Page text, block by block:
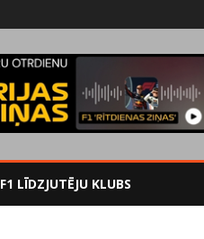
F1 LĪDZJUTĒJU KLUBS